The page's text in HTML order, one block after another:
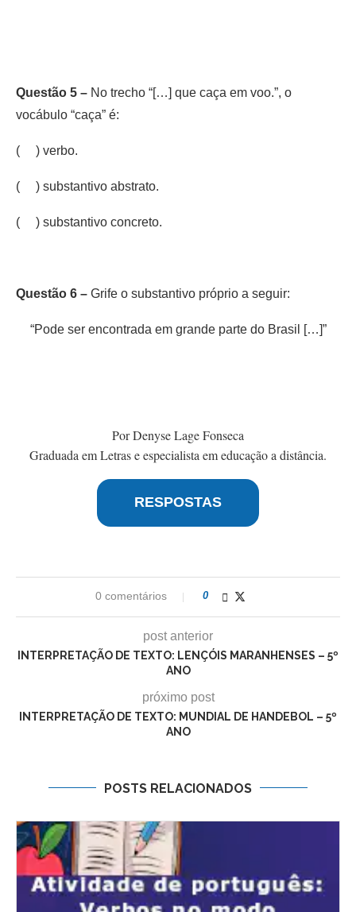
Questão 5 – No trecho “[…] que caça em voo.”, o
vocábulo “caça” é:
( ) verbo.
( ) substantivo abstrato.
( ) substantivo concreto.
Questão 6 – Grife o substantivo próprio a seguir:
“Pode ser encontrada em grande parte do Brasil […]”
Por Denyse Lage Fonseca
Graduada em Letras e especialista em educação a distância.
RESPOSTAS
0 comentários 0
post anterior
INTERPRETAÇÃO DE TEXTO: LENÇÓIS MARANHENSES – 5º
ANO
próximo post
INTERPRETAÇÃO DE TEXTO: MUNDIAL DE HANDEBOL – 5º
ANO
POSTS RELACIONADOS